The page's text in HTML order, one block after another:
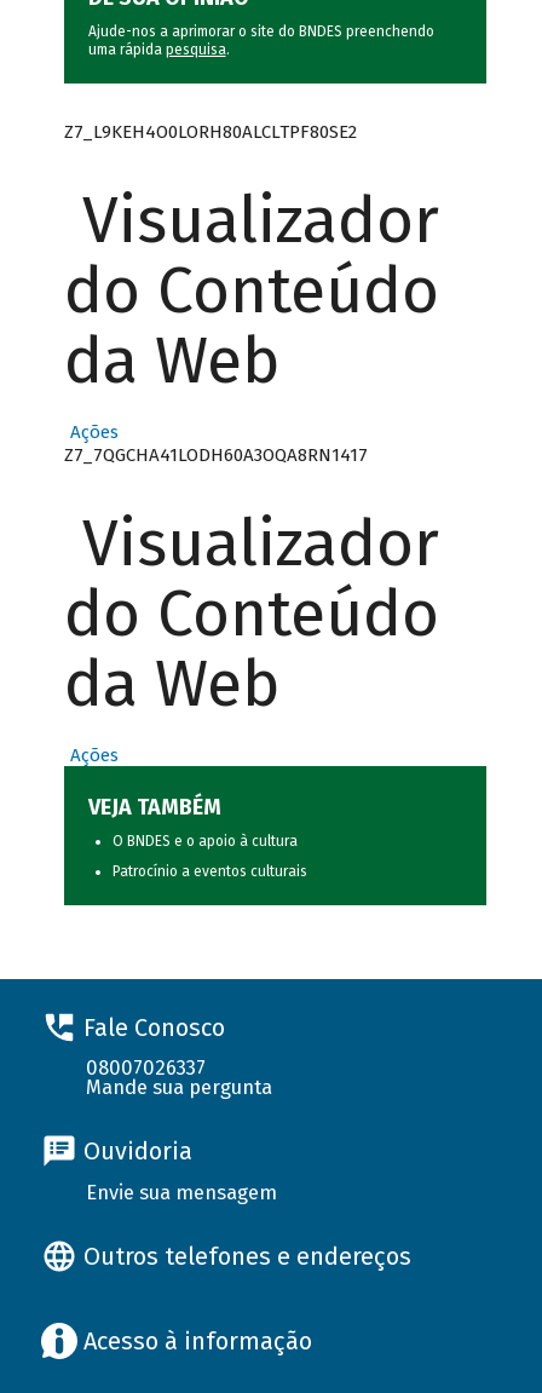
Ajude-nos a aprimorar o site do BNDES preenchendo
uma rápida pesquisa.
Z7_L9KEH4O0LORH80ALCLTPF80SE2
Visualizador
do Conteúdo
da Web
Ações
Z7_7QGCHA41LODH60A3OQA8RN1417
Visualizador
do Conteúdo
da Web
Ações
VEJA TAMBÉM
O BNDES e o apoio à cultura
Patrocínio a eventos culturais
Fale Conosco
08007026337
Mande sua pergunta
Ouvidoria
Envie sua mensagem
Outros telefones e endereços
Acesso à informação